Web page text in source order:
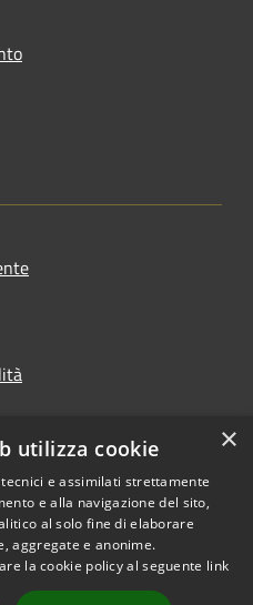
Copyright © 2026 • Comune di
Castiglion Fiorentino •
Powered byMunicipium •
×
utilizza cookie
e assimilati strettamente
e alla navigazione del sito,
al solo fine di elaborare
aggregate e anonime.
la cookie policy al seguente link